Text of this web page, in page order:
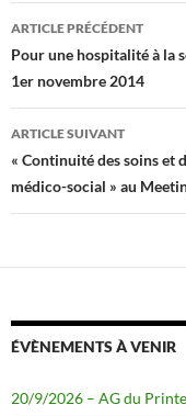
o
o
e
r
Navigation
des
articles
ARTICLE PRÉCÉDENT
Pour une hospitalité à la
1er novembre 2014
ARTICLE SUIVANT
« Continuité des soins et
médico-social » au
ÉVÈNEMENTS À VENIR
20/9/2026 – AG du